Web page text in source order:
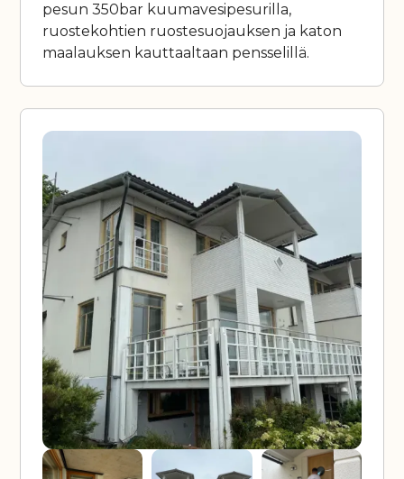
pesun 350bar kuumavesipesurilla,
ruostekohtien ruostesuojauksen ja katon
maalauksen kauttaaltaan pensselillä.